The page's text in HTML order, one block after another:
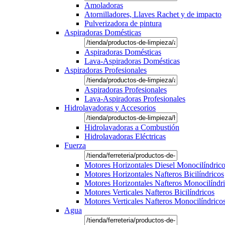
Amoladoras
Atornilladores, Llaves Rachet y de impacto
Pulverizadora de pintura
Aspiradoras Domésticas
Aspiradoras Domésticas
Lava-Aspiradoras Domésticas
Aspiradoras Profesionales
Aspiradoras Profesionales
Lava-Aspiradoras Profesionales
Hidrolavadoras y Accesorios
Hidrolavadoras a Combustión
Hidrolavadoras Eléctricas
Fuerza
Motores Horizontales Diesel
Motores Horizontales Nafteros Bicilíndricos
Motores Horizontales Nafteros
Motores Verticales Nafteros Bicilíndricos
Motores Verticales Nafteros
Agua